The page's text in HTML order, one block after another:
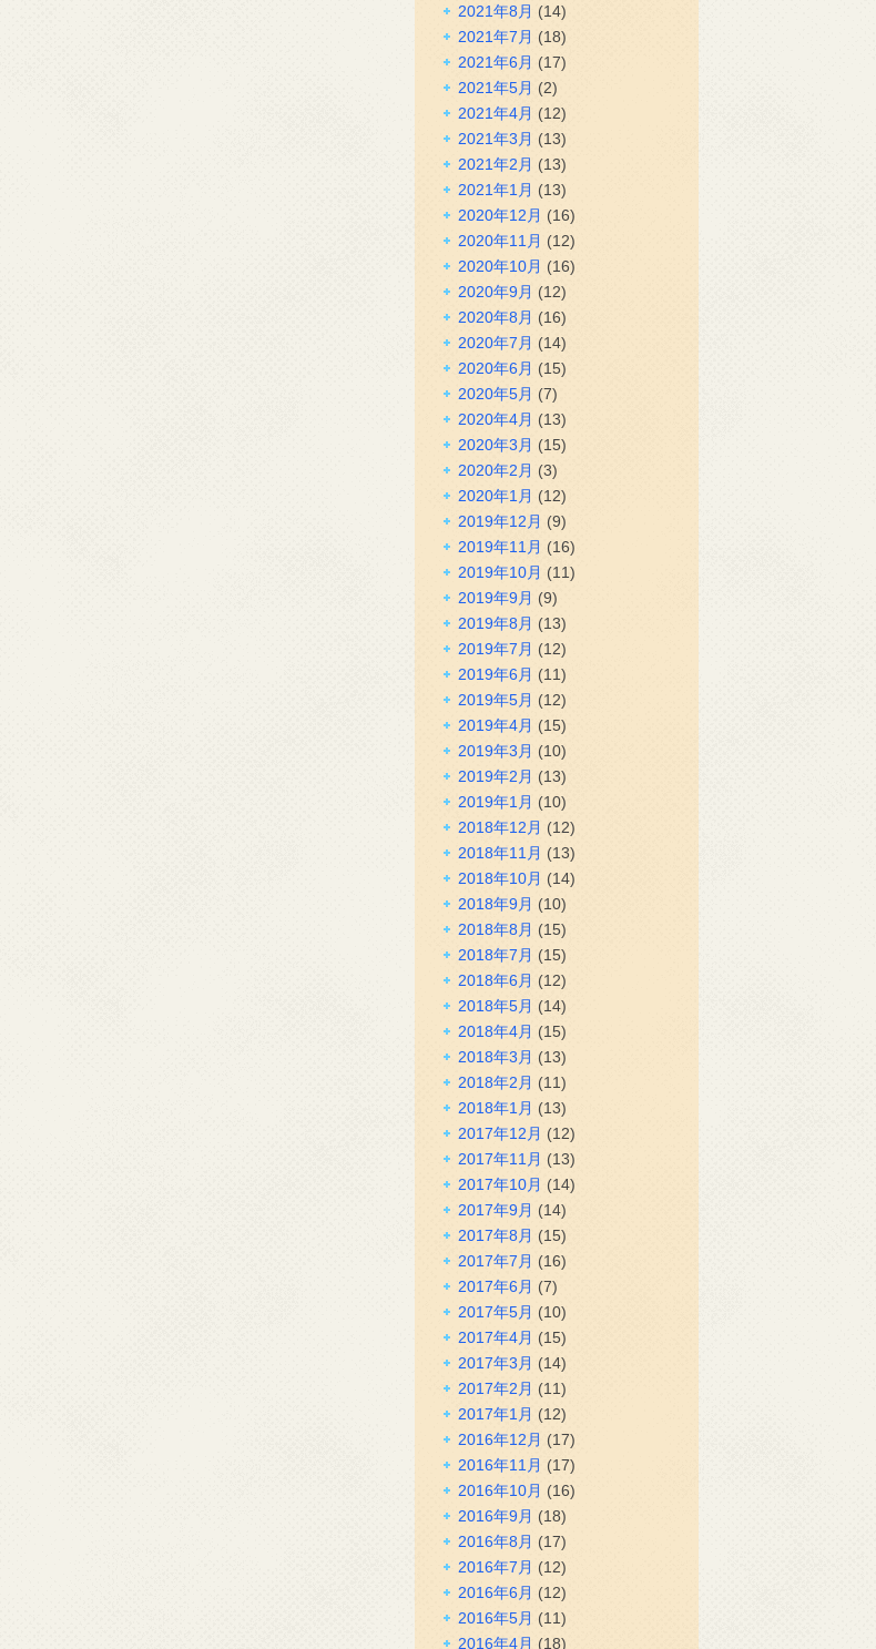
2021年8月 (14)
2021年7月 (18)
2021年6月 (17)
2021年5月 (2)
2021年4月 (12)
2021年3月 (13)
2021年2月 (13)
2021年1月 (13)
2020年12月 (16)
2020年11月 (12)
2020年10月 (16)
2020年9月 (12)
2020年8月 (16)
2020年7月 (14)
2020年6月 (15)
2020年5月 (7)
2020年4月 (13)
2020年3月 (15)
2020年2月 (3)
2020年1月 (12)
2019年12月 (9)
2019年11月 (16)
2019年10月 (11)
2019年9月 (9)
2019年8月 (13)
2019年7月 (12)
2019年6月 (11)
2019年5月 (12)
2019年4月 (15)
2019年3月 (10)
2019年2月 (13)
2019年1月 (10)
2018年12月 (12)
2018年11月 (13)
2018年10月 (14)
2018年9月 (10)
2018年8月 (15)
2018年7月 (15)
2018年6月 (12)
2018年5月 (14)
2018年4月 (15)
2018年3月 (13)
2018年2月 (11)
2018年1月 (13)
2017年12月 (12)
2017年11月 (13)
2017年10月 (14)
2017年9月 (14)
2017年8月 (15)
2017年7月 (16)
2017年6月 (7)
2017年5月 (10)
2017年4月 (15)
2017年3月 (14)
2017年2月 (11)
2017年1月 (12)
2016年12月 (17)
2016年11月 (17)
2016年10月 (16)
2016年9月 (18)
2016年8月 (17)
2016年7月 (12)
2016年6月 (12)
2016年5月 (11)
2016年4月 (18)